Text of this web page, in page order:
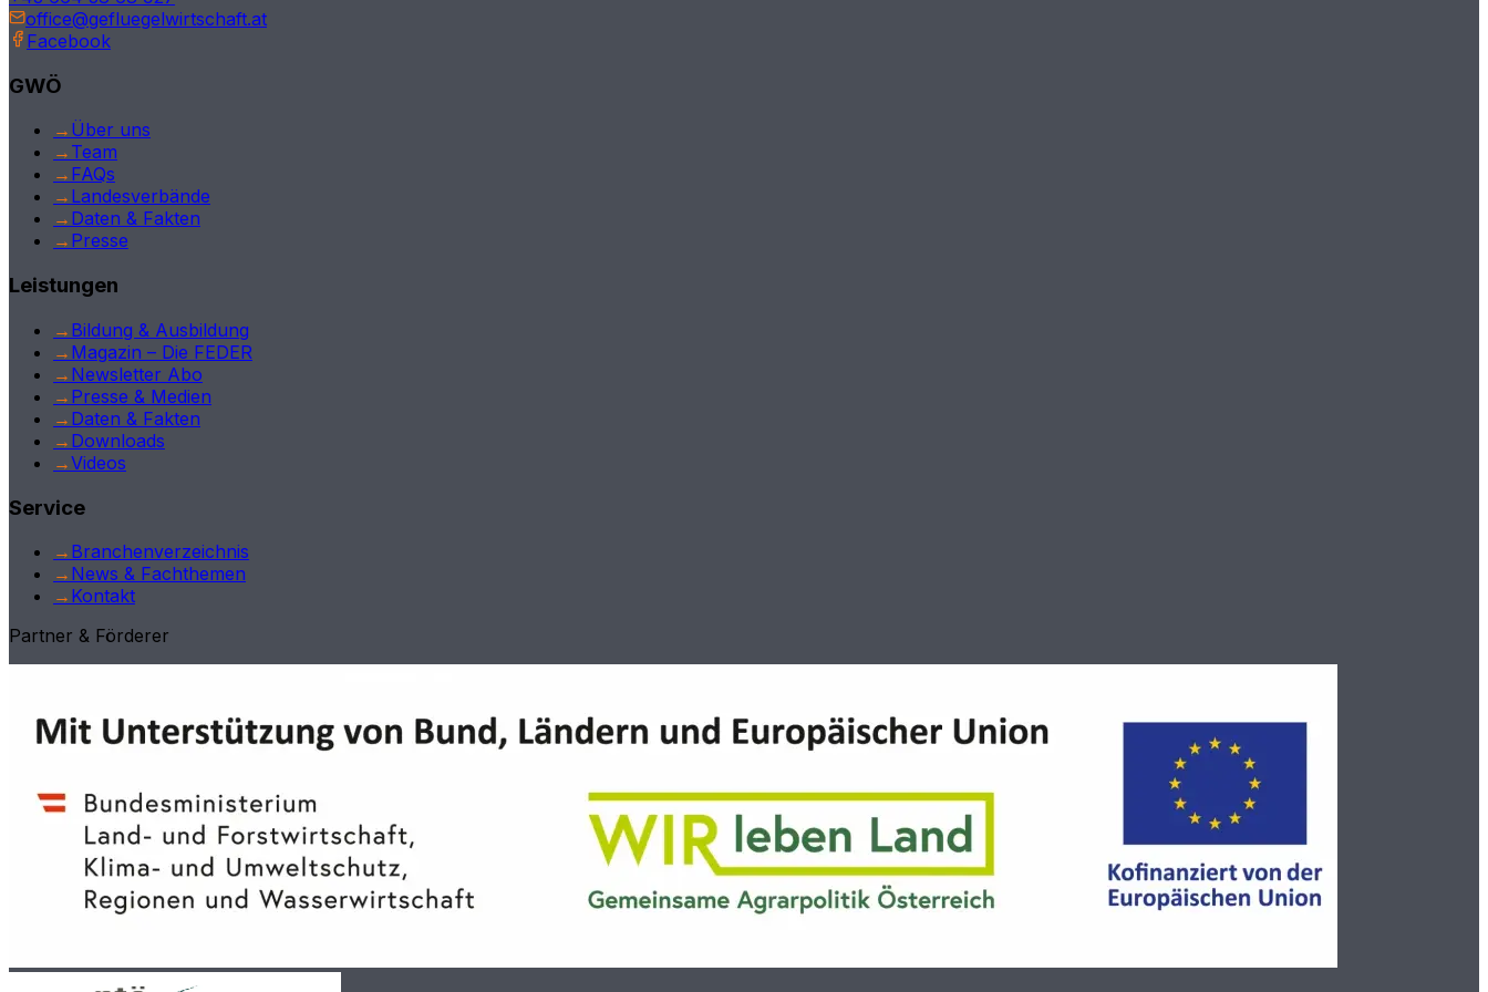
office@gefluegelwirtschaft.at
Facebook
GWÖ
→ Über uns
→ Team
→ FAQs
→ Landesverbände
→ Daten & Fakten
→ Presse
Leistungen
→ Bildung & Ausbildung
→ Magazin – Die FEDER
→ Newsletter Abo
→ Presse & Medien
→ Daten & Fakten
→ Downloads
→Videos
Service
→ Branchenverzeichnis
→ News & Fachthemen
→ Kontakt
Partner & Förderer